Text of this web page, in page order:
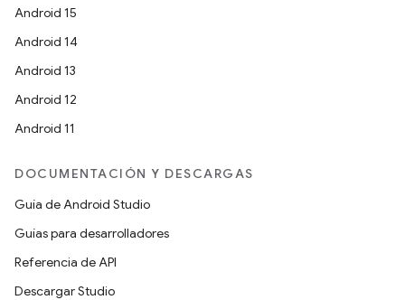
Android 15
Android 14
Android 13
Android 12
Android 11
DOCUMENTACIÓN Y DESCARGAS
Guía de Android Studio
Guías para desarrolladores
Referencia de API
Descargar Studio